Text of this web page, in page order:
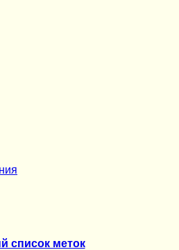
список меток